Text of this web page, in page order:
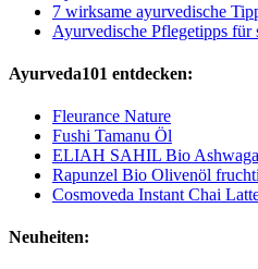
7 wirksame ayurvedische
Ayurvedische Pflegetipps für
Ayurveda101 entdecken:
Fleurance Nature
Fushi Tamanu Öl
ELIAH SAHIL Bio
Rapunzel Bio Olivenöl
Cosmoveda Instant Chai
Neuheiten: